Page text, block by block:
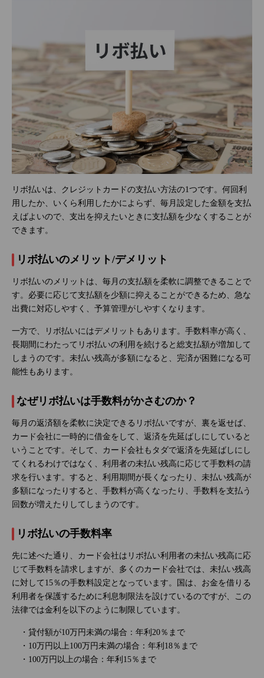
リボ払いは、クレジットカードの支払い方法の1つです。何回利
用したか、いくら利用したかによらず、毎月設定した金額を支払
えばよいので、支出を抑えたいときに支払額を少なくすることが
できます。
リボ払いのメリット/デメリット
リボ払いのメリットは、毎月の支払額を柔軟に調整できることで
す。必要に応じて支払額を少額に抑えることができるため、急な
出費に対応しやすく、予算管理がしやすくなります。
一方で、リボ払いにはデメリットもあります。手数料率が高く、
長期間にわたってリボ払いの利用を続けると総支払額が増加して
しまうのです。未払い残高が多額になると、完済が困難になる可
能性もあります。
なぜリボ払いは手数料がかさむのか？
毎月の返済額を柔軟に決定できるリボ払いですが、裏を返せば、
カード会社に一時的に借金をして、返済を先延ばしにしていると
いうことです。そして、カード会社もタダで返済を先延ばしにし
てくれるわけではなく、利用者の未払い残高に応じて手数料の請
求を行います。すると、利用期間が長くなったり、未払い残高が
多額になったりすると、手数料が高くなったり、手数料を支払う
回数が増えたりしてしまうのです。
リボ払いの手数料率
先に述べた通り、カード会社はリボ払い利用者の未払い残高に応
じて手数料を請求しますが、多くのカード会社では、未払い残高
に対して15％の手数料設定となっています。国は、お金を借りる
利用者を保護するために利息制限法を設けているのですが、この
法律では金利を以下のように制限しています。
・貸付額が10万円未満の場合：年利20％まで
・10万円以上100万円未満の場合：年利18％まで
・100万円以上の場合：年利15％まで